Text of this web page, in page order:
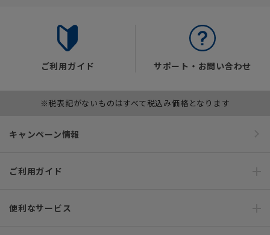
ご利用ガイド サポート・お問い合わせ
※税表記がないものはすべて税込み価格となります
キャンペーン情報
ご利用ガイド
便利なサービス